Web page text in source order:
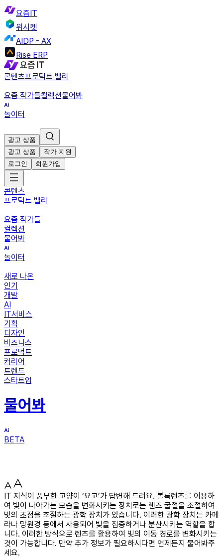
요즘IT
위시켓
AIDP - AX
Rise ERP
콘텐츠프로덕트 밸리
요즘 작가들컬렉션물어봐
놀이터
광고 상품
광고 상품
작가 지원
로그인
회원가입
콘텐츠
프로덕트 밸리
요즘 작가들
컬렉션
물어봐
놀이터
새로 나온
인기
개발
AI
IT서비스
기획
디자인
비즈니스
프로덕트
커리어
트렌드
스타트업
물어봐
BETA
IT 지식이 풍부한 고양이 ‘요고’가 답변해 드려요. 볼록렌즈를 이용하
여 빛이 나아가는 모습을 변화시키는 장치로는 렌즈 굴절을 조절하여
빛의 초점을 조절하는 광학 장치가 있습니다. 이러한 광학 장치는 카메
라나 망원경 등에서 사용되어 빛을 집중하거나 분산시키는 역할을 합
니다. 이러한 방식으로 렌즈를 활용하여 빛의 이동 경로를 변화시키는
것이 가능합니다. 만약 추가 정보가 필요하시다면 언제든지 물어봐주
세요.